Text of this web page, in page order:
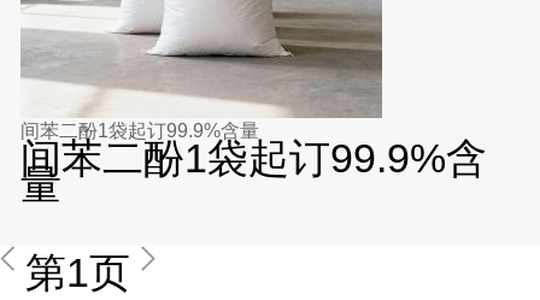
间苯二酚1袋起订99.9%含量
间苯二酚1袋起订99.9%含
量
第1页